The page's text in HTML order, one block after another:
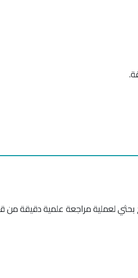
بحثي لعملية مراجعة علمية دقيقة